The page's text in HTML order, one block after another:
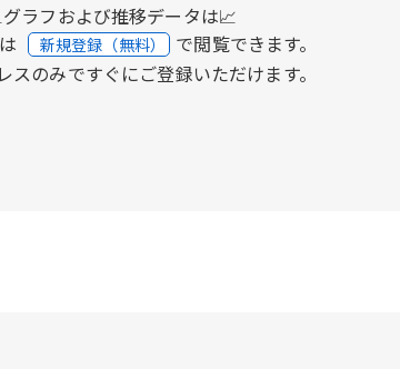
ラフおよび推移データは📈
新規登録（無料） で閲覧できます。
スのみですぐにご登録いただけます。